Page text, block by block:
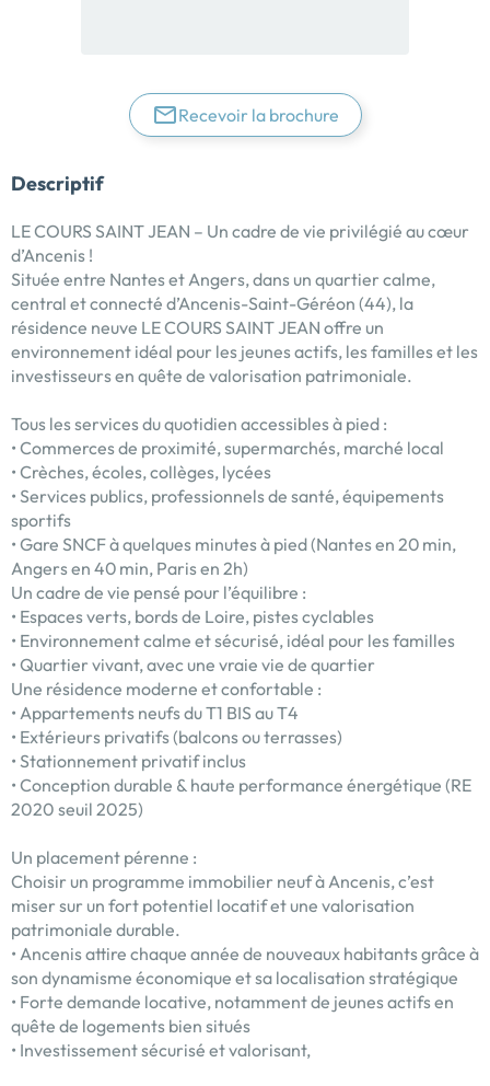
Recevoir la brochure
Descriptif
LE COURS SAINT JEAN – Un cadre de vie privilégié au cœur
d’Ancenis !
Située entre Nantes et Angers, dans un quartier calme,
central et connecté d’Ancenis-Saint-Géréon (44), la
résidence neuve LE COURS SAINT JEAN offre un
environnement idéal pour les jeunes actifs, les familles et les
investisseurs en quête de valorisation patrimoniale.
Tous les services du quotidien accessibles à pied :
• Commerces de proximité, supermarchés, marché local
• Crèches, écoles, collèges, lycées
• Services publics, professionnels de santé, équipements
sportifs
• Gare SNCF à quelques minutes à pied (Nantes en 20 min,
Angers en 40 min, Paris en 2h)
Un cadre de vie pensé pour l’équilibre :
• Espaces verts, bords de Loire, pistes cyclables
• Environnement calme et sécurisé, idéal pour les familles
• Quartier vivant, avec une vraie vie de quartier
Une résidence moderne et confortable :
• Appartements neufs du T1 BIS au T4
• Extérieurs privatifs (balcons ou terrasses)
• Stationnement privatif inclus
• Conception durable & haute performance énergétique (RE
2020 seuil 2025)
Un placement pérenne :
Choisir un programme immobilier neuf à Ancenis, c’est
miser sur un fort potentiel locatif et une valorisation
patrimoniale durable.
• Ancenis attire chaque année de nouveaux habitants grâce à
son dynamisme économique et sa localisation stratégique
• Forte demande locative, notamment de jeunes actifs en
quête de logements bien situés
• Investissement sécurisé et valorisant,